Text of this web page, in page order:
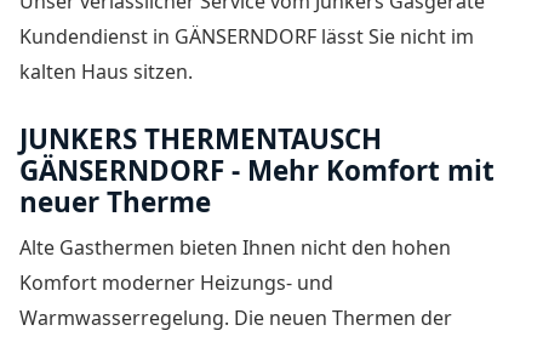
Kundendienst in GÄNSERNDORF lässt Sie nicht im
kalten Haus sitzen.
JUNKERS THERMENTAUSCH
GÄNSERNDORF - Mehr Komfort mit
neuer Therme
Alte Gasthermen bieten Ihnen nicht den hohen
Komfort moderner Heizungs- und
Warmwasserregelung. Die neuen Thermen der